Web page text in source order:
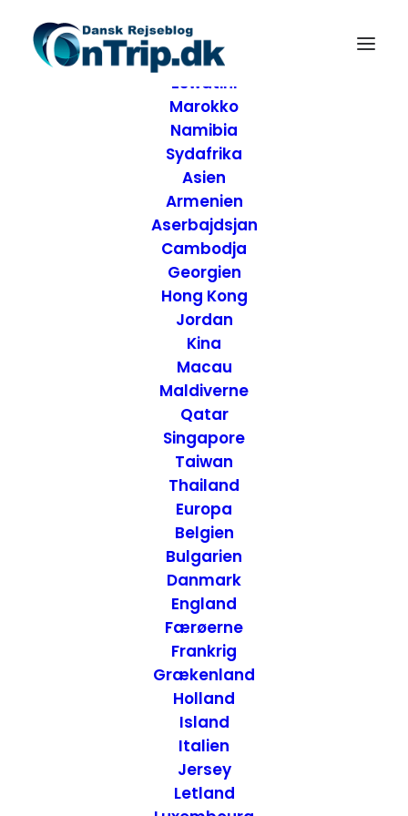
Destinationer
Afrika
Eswatini
Marokko
Namibia
Sydafrika
Asien
Armenien
Aserbajdsjan
Cambodja
Georgien
Hong Kong
Jordan
Kina
Macau
Maldiverne
Qatar
Singapore
Taiwan
Thailand
Europa
Belgien
Bulgarien
Danmark
England
Færøerne
Frankrig
Grækenland
Holland
Island
Italien
Jersey
Letland